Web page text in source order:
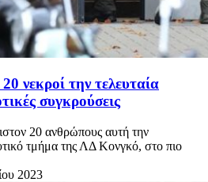
νεκροί την τελευταία
συγκρούσεις
20 ανθρώπους αυτή την
τμήμα της ΛΔ Κονγκό, στο πιο
2023